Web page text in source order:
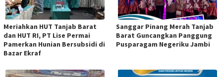
Meriahkan HUT Tanjab Barat
dan HUT RI, PT Lise Permai
Pamerkan Hunian Bersubsidi di
Bazar Ekraf
Sanggar Pinang Merah Tanjab
Barat Guncangkan Panggung
Pusparagam Negeriku Jambi